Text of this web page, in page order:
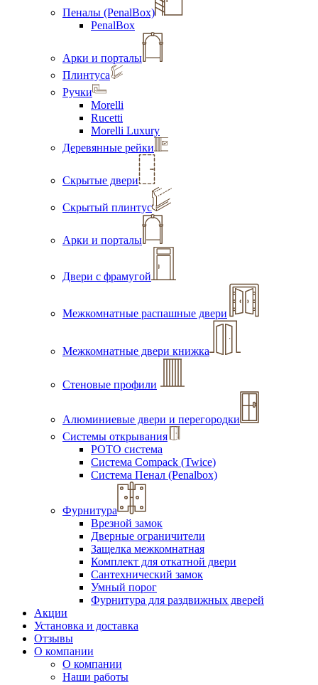
Пеналы (PenalBox)
PenalBox
Арки и порталы
Плинтуса
Ручки
Morelli
Rucetti
Morelli Luxury
Деревянные рейки
Скрытые двери
Скрытый плинтус
Арки и порталы
Двери с фрамугой
Межкомнатные распашные двери
Межкомнатные двери книжка
Стеновые профили
Алюминиевые двери и перегородки
Системы открывания
РОТО система
Система Compack (Twice)
Система Пенал (Penalbox)
Фурнитура
Врезной замок
Дверные ограничители
Защелка межкомнатная
Комплект для откатной двери
Сантехнический замок
Умный порог
Фурнитура для раздвижных дверей
Акции
Установка и доставка
Отзывы
О компании
О компании
Наши работы